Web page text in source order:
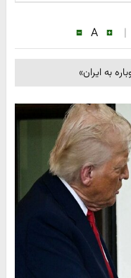
|
A
به ایران»